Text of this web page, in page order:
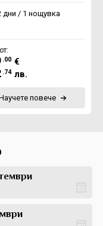
2 дни / 1 нощувка
.00 €
.74 лв.
повече